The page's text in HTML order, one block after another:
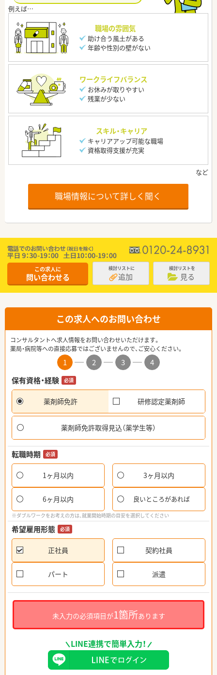
職場の雰囲気
助け合う風土がある
年齢や性別の壁がない
ワークライフバランス
お休みが取りやすい
残業が少ない
スキル・キャリア
キャリアアップ可能な職場
資格取得支援が充実
職場情報について詳しく聞く
この求人に
問い合わせる
検討リストに
追加
検討リストを
見る
この求人へのお問い合わせ
コンサルタントへ求人情報をお問い合わせいただけます。
薬局・病院等への直接応募ではございませんので、ご安心ください。
1 2 3
4
保有資格・経験
必須
薬剤師免許 研修認定薬剤師
薬剤師免許取得見込（薬学生等）
転職時期 必須
1ヶ月以内 3ヶ月以内
6ヶ月以内 良いところがあれば
※ダブルワークをお考えの方は、就業開始時期の目安を選択してください
希望雇用形態 必須
正社員 契約社員
パート 派遣
未入力の必須項目が1箇所あります
LINE連携で簡単入力！